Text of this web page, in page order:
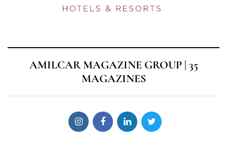
AMILCAR MAGAZINE GROUP | 35
MAGAZINES